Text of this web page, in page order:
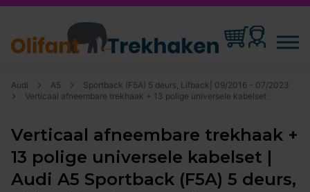
Audi A5
Sportback (F5A) 5 deurs, Lifback| 09/2016 - 07/2023
Verticaal afneembare trekhaak + 13 polige universele kabelset
Verticaal afneembare trekhaak +
13 polige universele kabelset |
Audi A5 Sportback (F5A) 5 deurs,